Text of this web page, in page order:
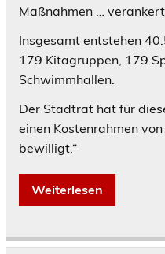
Maßnahmen …
Insgesamt entstehen
179 Kitagruppen, 179
Schwimmhallen.
Der Stadtrat hat für
einen Kostenrahmen
bewilligt.“
Weiterlesen